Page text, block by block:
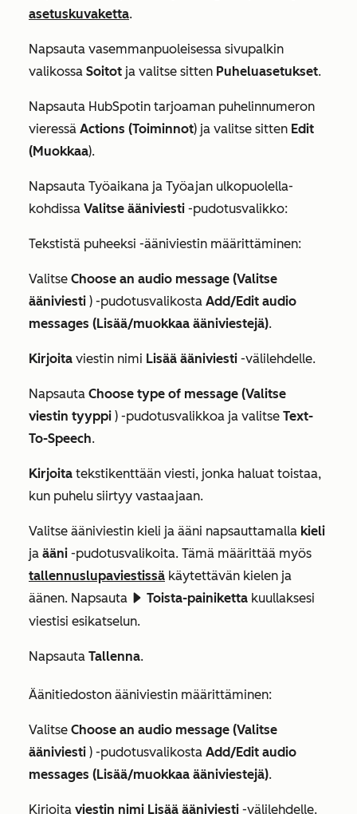
asetuskuvaketta.
Napsauta vasemmanpuoleisessa sivupalkin
valikossa Soitot ja valitse sitten Puheluasetukset.
Napsauta HubSpotin tarjoaman puhelinnumeron
vieressä Actions (Toiminnot) ja valitse sitten Edit
(Muokkaa).
Napsauta Työaikana ja Työajan ulkopuolella-
kohdissa Valitse ääniviesti -pudotusvalikko:
Tekstistä puheeksi -ääniviestin määrittäminen:
Valitse Choose an audio message (Valitse
ääniviesti ) -pudotusvalikosta Add/Edit audio
messages (Lisää/muokkaa ääniviestejä).
Kirjoita viestin nimi Lisää ääniviesti -välilehdelle.
Napsauta Choose type of message (Valitse
viestin tyyppi ) -pudotusvalikkoa ja valitse Text-
To-Speech.
Kirjoita tekstikenttään viesti, jonka haluat toistaa,
kun puhelu siirtyy vastaajaan.
Valitse ääniviestin kieli ja ääni napsauttamalla kieli
ja ääni -pudotusvalikoita. Tämä määrittää myös
tallennuslupaviestissä käytettävän kielen ja
äänen. Napsauta
playerPlay Toista-painiketta kuullaksesi
viestisi esikatselun.
Napsauta Tallenna.
Äänitiedoston ääniviestin määrittäminen:
Valitse Choose an audio message (Valitse
ääniviesti ) -pudotusvalikosta Add/Edit audio
messages (Lisää/muokkaa ääniviestejä).
Kirjoita viestin nimi Lisää ääniviesti -välilehdelle.